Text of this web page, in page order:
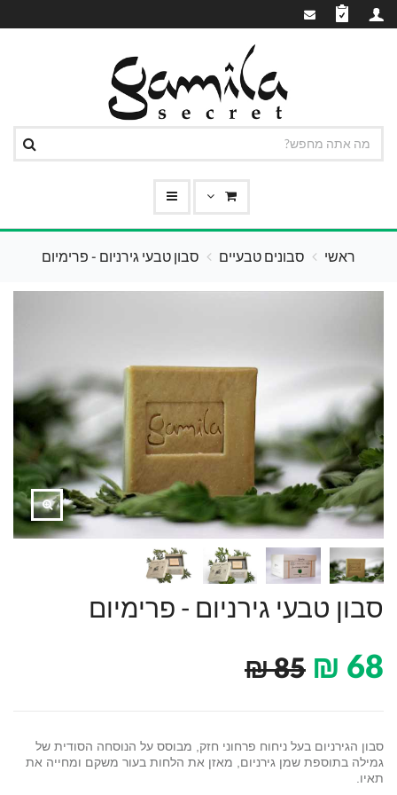
ראשי סבונים טבעיים סבון טבעי גירניום - פרימיום
סבון טבעי גירניום - פרימיום
68
₪
85
₪
סבון הגירניום בעל ניחוח פרחוני חזק, מבוסס על הנוסחה הסודית של
גמילה בתוספת שמן גירניום, מאזן את הלחות בעור משקם ומחייה את
תאיו.